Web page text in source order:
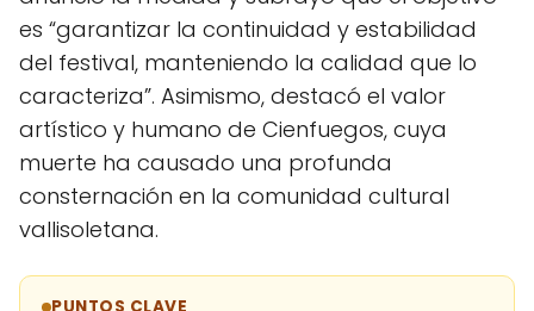
es “garantizar la continuidad y estabilidad
del festival, manteniendo la calidad que lo
caracteriza”. Asimismo, destacó el valor
artístico y humano de Cienfuegos, cuya
muerte ha causado una profunda
consternación en la comunidad cultural
vallisoletana.